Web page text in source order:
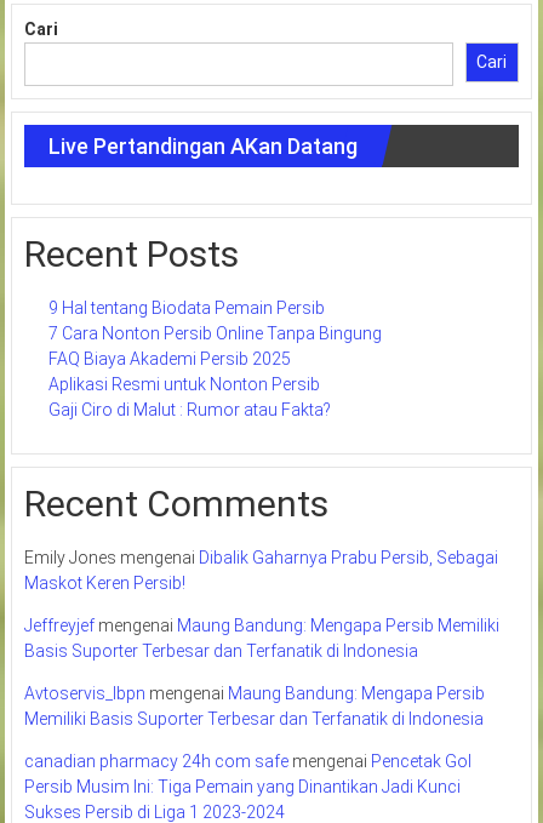
Cari
Cari
Live Pertandingan AKan Datang
Recent Posts
9 Hal tentang Biodata Pemain Persib
7 Cara Nonton Persib Online Tanpa Bingung
FAQ Biaya Akademi Persib 2025
Aplikasi Resmi untuk Nonton Persib
Gaji Ciro di Malut : Rumor atau Fakta?
Recent Comments
Emily Jones mengenai Dibalik Gaharnya Prabu Persib, Sebagai
Maskot Keren Persib!
Jeffreyjefmengenai Maung Bandung: Mengapa Persib Memiliki
Basis Suporter Terbesar dan Terfanatik di Indonesia
Avtoservis_lbpn mengenai Maung Bandung: Mengapa Persib
Memiliki Basis Suporter Terbesar dan Terfanatik di Indonesia
canadian pharmacy 24h com safemengenai Pencetak Gol
Persib Musim Ini: Tiga Pemain yang Dinantikan Jadi Kunci
Sukses Persib di Liga 1 2023-2024